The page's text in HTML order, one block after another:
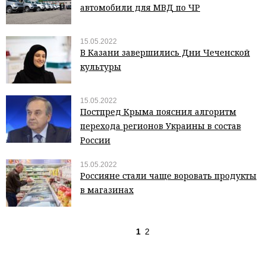
автомобили для МВД по ЧР
15.05.2022
В Казани завершились Дни Чеченской
культуры
15.05.2022
Постпред Крыма пояснил алгоритм
перехода регионов Украины в состав
России
15.05.2022
Россияне стали чаще воровать продукты
в магазинах
1 2